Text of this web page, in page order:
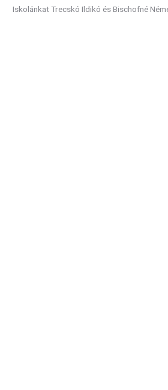
Iskolánkat Trecskó Ildikó és Bischofné